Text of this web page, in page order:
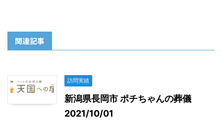
関連記事
訪問実績
新潟県長岡市 ポチちゃんの葬儀
2021/10/01